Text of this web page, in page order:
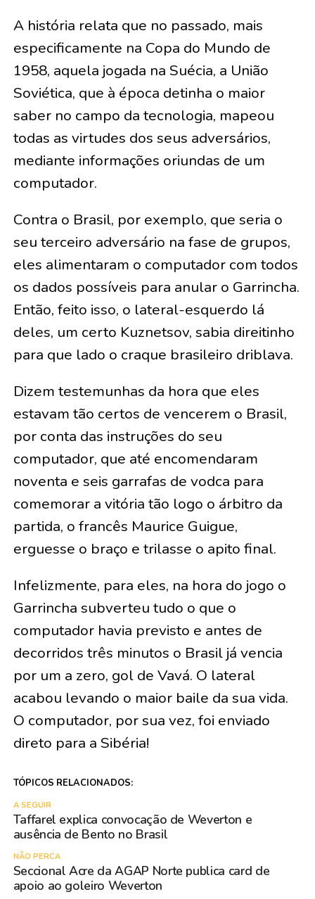
A história relata que no passado, mais
especificamente na Copa do Mundo de
1958, aquela jogada na Suécia, a União
Soviética, que à época detinha o maior
saber no campo da tecnologia, mapeou
todas as virtudes dos seus adversários,
mediante informações oriundas de um
computador.
Contra o Brasil, por exemplo, que seria o
seu terceiro adversário na fase de grupos,
eles alimentaram o computador com todos
os dados possíveis para anular o Garrincha.
Então, feito isso, o lateral-esquerdo lá
deles, um certo Kuznetsov, sabia direitinho
para que lado o craque brasileiro driblava.
Dizem testemunhas da hora que eles
estavam tão certos de vencerem o Brasil,
por conta das instruções do seu
computador, que até encomendaram
noventa e seis garrafas de vodca para
comemorar a vitória tão logo o árbitro da
partida, o francês Maurice Guigue,
erguesse o braço e trilasse o apito final.
Infelizmente, para eles, na hora do jogo o
Garrincha subverteu tudo o que o
computador havia previsto e antes de
decorridos três minutos o Brasil já vencia
por um a zero, gol de Vavá. O lateral
acabou levando o maior baile da sua vida.
O computador, por sua vez, foi enviado
direto para a Sibéria!
TÓPICOS RELACIONADOS:
A SEGUIR
Taffarel explica convocação de Weverton e
ausência de Bento no Brasil
NÃO PERCA
Seccional Acre da AGAP Norte publica card de
apoio ao goleiro Weverton